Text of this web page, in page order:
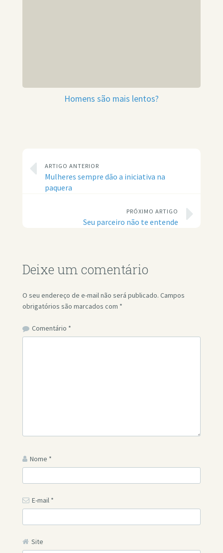
Homens são mais lentos?
ARTIGO ANTERIOR
Mulheres sempre dão a iniciativa na
paquera
PRÓXIMO ARTIGO
Seu parceiro não te entende
Deixe um comentário
O seu endereço de e-mail não será publicado. Campos
obrigatórios são marcados com *
Comentário *
Nome *
E-mail *
Site